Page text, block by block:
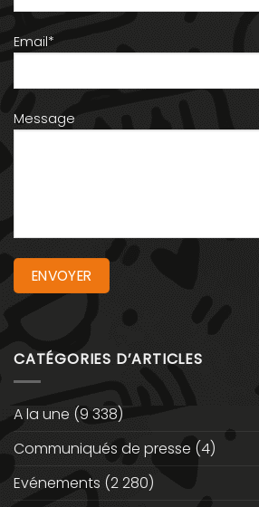
Email*
Message
CATÉGORIES D’ARTICLES
A la une (9 338)
Communiqués de presse (4)
Evénements (2 280)